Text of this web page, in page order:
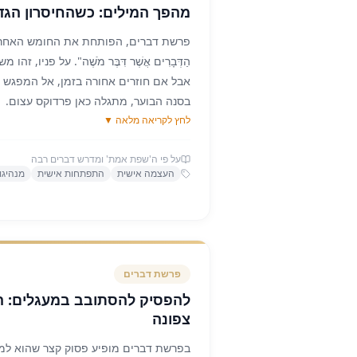
ה"שפת אמת" מסביר שמשה לא עבר
לחלוטין לעם, כשהוא התמלא באהבה
שעומד להיכנס לארץ ישראל – המילים
שלו בדיבור נבע מתוך ענווה עצומה,
שראויות להיאמר. אך ברגע שהוא הבין
הגדולה ביותר שלו הפכה לעוצמת חייו.
המסר עבורנו הוא פוקח עיניים: לעיתים
דרכו החוצה.
מהפך המילים: כשהחיסרון
פרשת דברים, הפותחת את החומש
הַדְּבָרִים אֲשֶׁר דִּבֶּר מֹשֶׁה". על פניו, זהו
אבל אם חוזרים אחורה בזמן, אל
בסנה הבוער, מתגלה כאן פרדוקס עצום.
כאשר משה נדרש להנהיג את העם
מגדיר את עצמו דרך המוגבלות שלו. הוא
בדיוק הסיבה שהוא לא ראוי ולא יכול
אותו דיבור, ספר "דברים". המדרש
ה"שפת אמת" מסביר כאן עיקרון רוחני
הוא לא מחסום, הוא קריאת כיוון. דווקא
הגדול ביותר - שם טמון הייעוד המרכזי
מהגמגום שלו באורח קסם חסר הסבר.
לחץ לקריאה מלאה ▼
על פי ה'שפת אמת' ומדרש דברים רבה
העצמה אישית
התפתחות אישית
פרשתדברים
להפסיק להסתובב במעגלים:
צפונה
בפרשת דברים מופיע פסוק קצר שהוא